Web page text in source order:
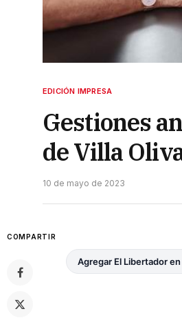
EDICIÓN IMPRESA
Gestiones
de Villa
10 de mayo de 2023
COMPARTIR
Agregar El Libertador en